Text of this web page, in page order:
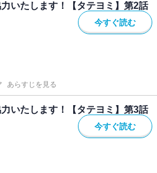
いたします！【タテヨミ】第2話
今すぐ読む
あらすじを見る
いたします！【タテヨミ】第3話
今すぐ読む